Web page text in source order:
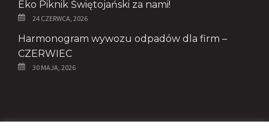
Eko Piknik Świętojański za nami!
24 CZERWCA, 2026
Harmonogram wywozu odpadów dla firm –
CZERWIEC
30 MAJA, 2026